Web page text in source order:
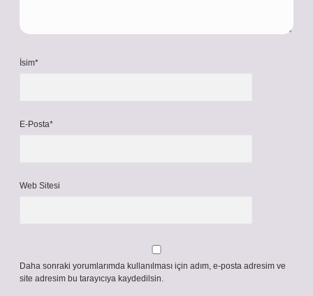
İsim*
E-Posta*
Web Sitesi
Daha sonraki yorumlarımda kullanılması için adım, e-posta adresim ve
site adresim bu tarayıcıya kaydedilsin.